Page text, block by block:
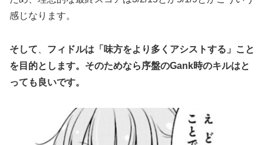
感じなります。
そして
フィドルは「味方をより多くアシストする」こと
を目的とします。そのためなら序盤のGank時のキルはと
っても良いです。